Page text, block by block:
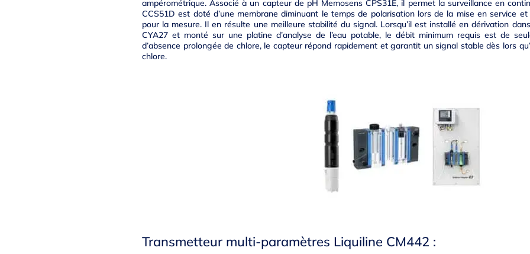
ampérométrique. Associé à un capteur de pH Memosens CPS31E, il permet la surveillance en
CCS51D est doté d’une membrane diminuant le temps de polarisation lors de la mise en service
pour la mesure. Il en résulte une meilleure stabilité du signal. Lorsqu’il est installé en dérivation
CYA27 et monté sur une platine d’analyse de l’eau potable, le débit minimum requis est de
d’absence prolongée de chlore, le capteur répond rapidement et garantit un signal stable dès lors
chlore.
Transmetteur multi-paramètres Liquiline CM442 :